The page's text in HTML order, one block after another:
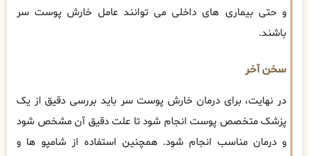
و حتی بیماری های داخلی می توانند عامل خارش پوست سر
باشند.
سخن آخر
در نهایت، برای درمان خارش پوست سر باید بررسی دقیق از یک
پزشک متخصص پوست انجام شود تا علت دقیق آن مشخص شود
و درمان مناسب انجام شود. همچنین استفاده از شامپو ها و